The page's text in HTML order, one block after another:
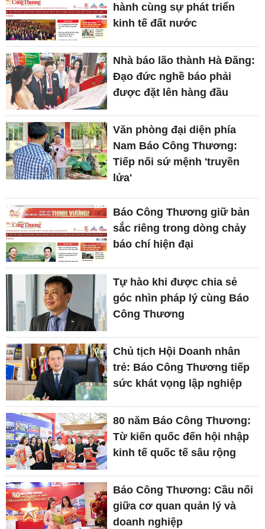
hành cùng sự phát triển
kinh tế đất nước
Nhà báo lão thành Hà Đăng:
Đạo đức nghề báo phải
được đặt lên hàng đầu
Văn phòng đại diện phía
Nam Báo Công Thương:
Tiếp nối sứ mệnh 'truyền
lửa'
Báo Công Thương giữ bản
sắc riêng trong dòng chảy
báo chí hiện đại
Tự hào khi được chia sẻ
góc nhìn pháp lý cùng Báo
Công Thương
Chủ tịch Hội Doanh nhân
trẻ: Báo Công Thương tiếp
sức khát vọng lập nghiệp
80 năm Báo Công Thương:
Từ kiến quốc đến hội nhập
kinh tế quốc tế sâu rộng
Báo Công Thương: Cầu nối
giữa cơ quan quản lý và
doanh nghiệp